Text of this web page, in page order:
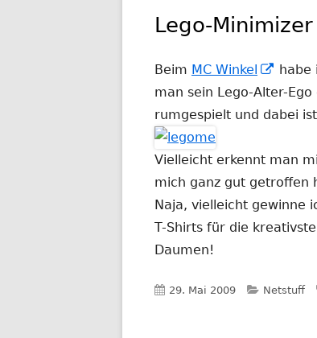
Lego-Minimizer
Beim MC Winkel
In
habe
man sein Lego-Alter-
rumgespielt und dabei
Vielleicht erkennt man
mich ganz gut getroffen
Naja, vielleicht gewinne
T-Shirts für die
Daumen!
Veröffentlicht
29. Mai 2009 Netstuff